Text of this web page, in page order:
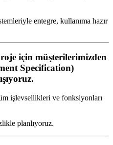
entegre, kullanıma hazır
için müşterilerimizden
Specification)
işlevsellikleri ve fonksiyonları
planlıyoruz.